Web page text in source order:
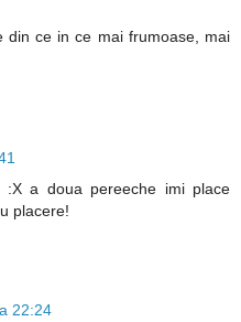
din ce in ce mai frumoase, mai
a doua pereeche imi place
placere!
22:24